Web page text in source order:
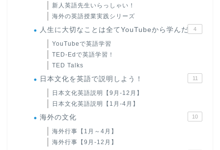
新人英語先生いらっしゃい！
海外の英語授業実践シリーズ
人生に大切なことは全てYouTubeから学んだ 4
YouTubeで英語学習
TED-Edで英語学習！
TED Talks
日本文化を英語で説明しよう！ 11
日本文化英語説明【9月-12月】
日本文化英語説明【1月-4月】
海外の文化 10
海外行事【1月～4月】
海外行事【9月-12月】